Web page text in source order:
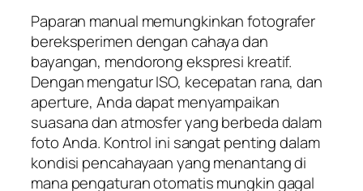
Paparan manual memungkinkan fotografer
bereksperimen dengan cahaya dan
bayangan, mendorong ekspresi kreatif.
Dengan mengatur ISO, kecepatan rana, dan
aperture, Anda dapat menyampaikan
suasana dan atmosfer yang berbeda dalam
foto Anda. Kontrol ini sangat penting dalam
kondisi pencahayaan yang menantang di
mana pengaturan otomatis mungkin gagal